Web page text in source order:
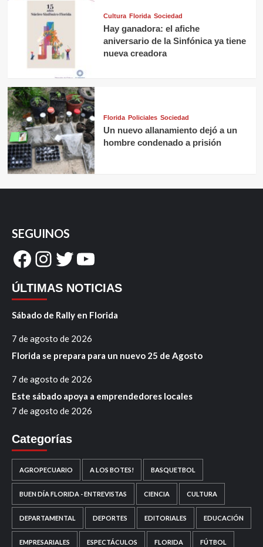
Cultura Florida Sociedad
Hay ganadora: el afiche
aniversario de la Sinfónica ya tiene
nueva creadora
Florida Policiales Sociedad
Un nuevo allanamiento dejó a un
hombre condenado a prisión
SEGUINOS
Facebook
Instagram
Twitter
YouTube
ÚLTIMAS NOTICIAS
Sábado de Rally en Florida
7 de agosto de 2026
Florida se prepara para un nuevo 25 de Agosto
7 de agosto de 2026
Este sábado apoya a emprendedores locales
7 de agosto de 2026
Categorías
AGROPECUARIO A LOS BOTES! BASQUETBOL
BUEN DÍA FLORIDA - ENTREVISTAS CIENCIA CULTURA
DEPARTAMENTAL DEPORTES EDITORIALES EDUCACIÓN
EMPRESARIALES ESPECTÁCULOS FLORIDA FÚTBOL